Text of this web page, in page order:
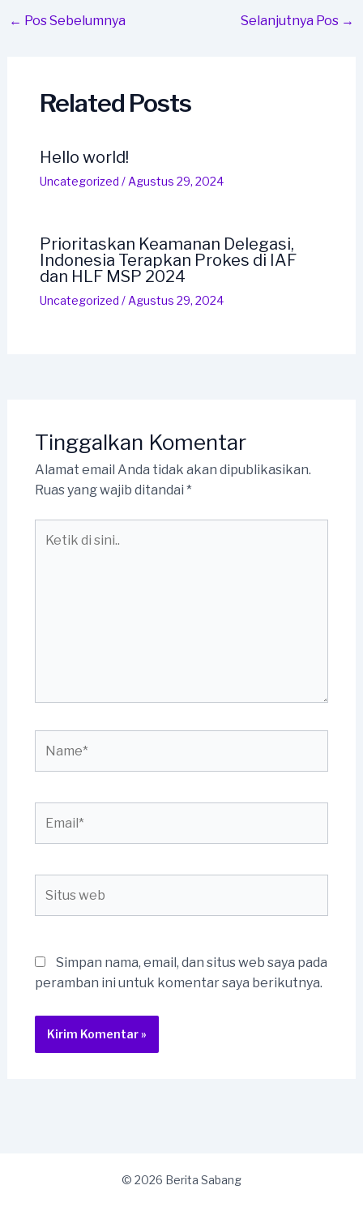
Post
← Pos Sebelumnya Selanjutnya Pos →
Related Posts
Hello world!
Uncategorized / Agustus 29, 2024
Prioritaskan Keamanan Delegasi,
Indonesia Terapkan Prokes di IAF
dan HLF MSP 2024
Uncategorized / Agustus 29, 2024
Tinggalkan Komentar
Alamat email Anda tidak akan dipublikasikan.
Ruas yang wajib ditandai *
web
Simpan nama, email, dan situs web saya pada
peramban ini untuk komentar saya berikutnya.
© 2026 Berita Sabang